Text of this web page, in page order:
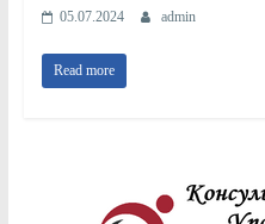
05.07.2024 admin
Read more